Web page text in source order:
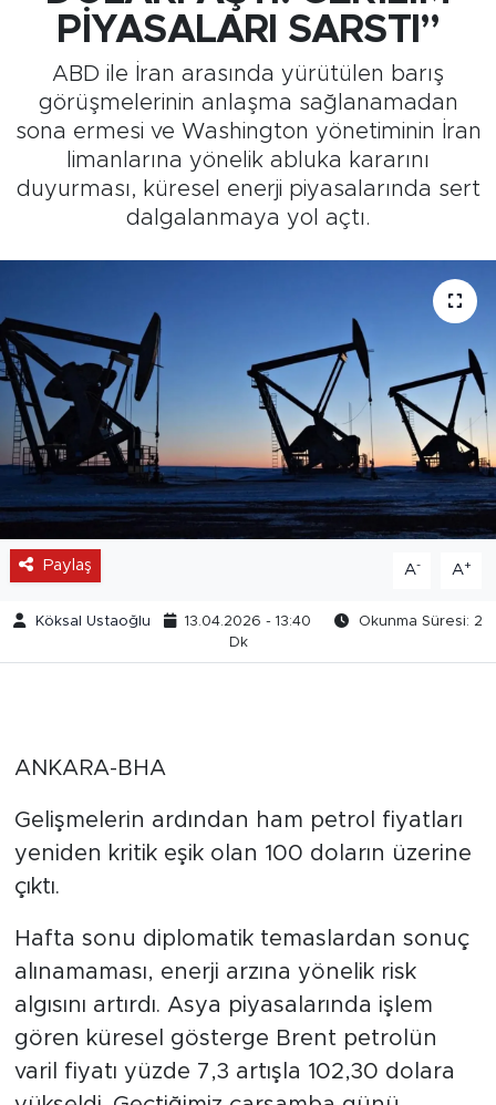
PİYASALARI SARSTI”
ABD ile İran arasında yürütülen barış
görüşmelerinin anlaşma sağlanamadan
sona ermesi ve Washington yönetiminin İran
limanlarına yönelik abluka kararını
duyurması, küresel enerji piyasalarında sert
dalgalanmaya yol açtı.
Paylaş A- A+
Köksal Ustaoğlu 13.04.2026 - 13:40
Okunma Süresi: 2
Dk
ANKARA-BHA
Gelişmelerin ardından ham petrol fiyatları
yeniden kritik eşik olan 100 doların üzerine
çıktı.
Hafta sonu diplomatik temaslardan sonuç
alınamaması, enerji arzına yönelik risk
algısını artırdı. Asya piyasalarında işlem
gören küresel gösterge Brent petrolün
varil fiyatı yüzde 7,3 artışla 102,30 dolara
Medya
Sağlık
Siyaset
Teknoloji
GURBETTEN SILAYA
Foto Galeri
Köşe Yazarları
Manşet
Ulusal Son Dakika Haberleri